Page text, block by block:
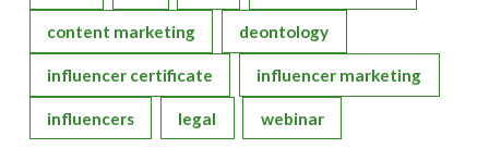
content marketing deontology
influencer certificate influencer marketing
influencers legal webinar